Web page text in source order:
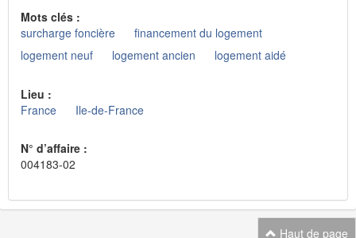
Mots clés :
surcharge foncière
financement du logement
logement neuf
logement ancien logement aidé
Lieu :
France
Ile-de-France
N° d’affaire :
004183-02
Haut de page